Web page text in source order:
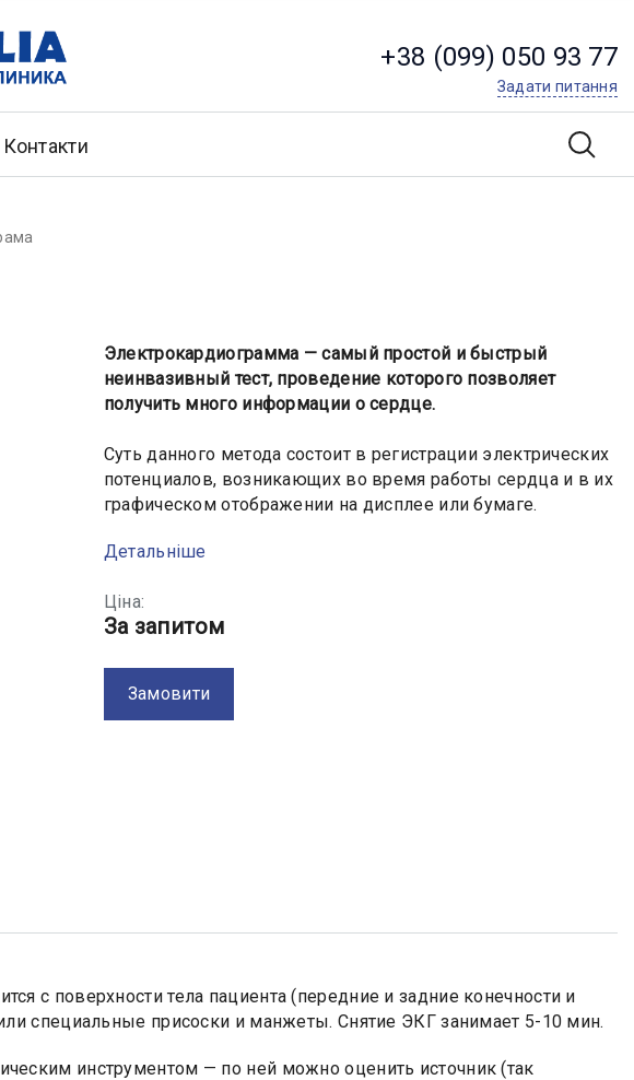
+38 (099) 050 93 77
Задати питання
Контакти
Электрокардиограмма — самый простой и быстрый
неинвазивный тест, проведение которого позволяет
получить много информации о сердце.
Суть данного метода состоит в регистрации электрических
потенциалов, возникающих во время работы сердца и в их
графическом отображении на дисплее или бумаге.
Детальніше
Ціна:
За запитом
Замовити
с поверхности тела пациента (передние и задние конечности и
специальные присоски и манжеты. Снятие ЭКГ занимает 5-10 мин.
инструментом — по ней можно оценить источник (так